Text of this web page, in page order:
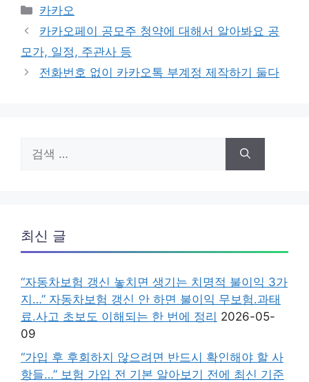
카
테
리
카카오
카카오페이 공모주 청약에 대해서 알아봐요 공
모가, 일정, 주관사 등
전화번호 없이 카카오톡 부계정 제작하기 둘다
색:
최신 글
“자동차보험 갱신 놓치면 생기는 치명적 불이익 3가
지…” 자동차보험 갱신 안 하면 불이익 무보험.과태
료.사고 초보도 이해되는 한 번에 정리 2026-05-
09
“가입 후 후회하지 않으려면 반드시 확인해야 할 사
항들…” 보험 가입 전 기본 알아보기 전에 최신 기준